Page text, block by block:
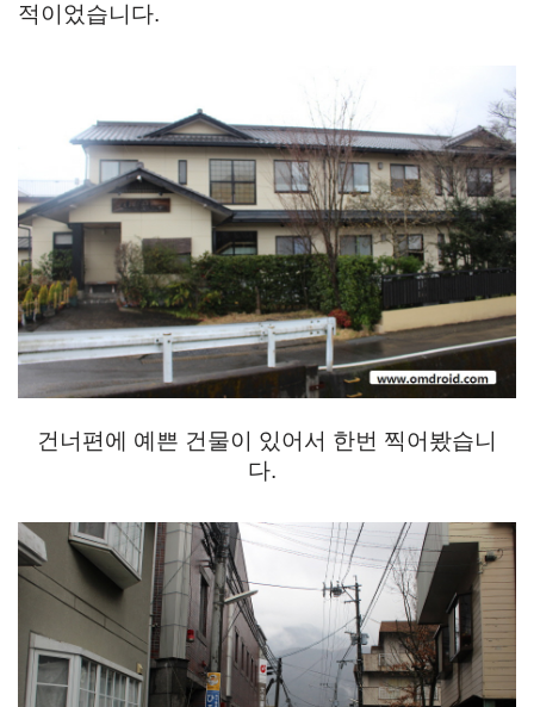
적이었습니다.
건너편에 예쁜 건물이 있어서 한번 찍어봤습니
다.